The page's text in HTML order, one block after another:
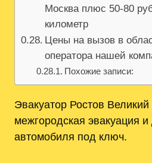
Москва плюс 50-80
километр
Цены на вызов в
оператора нашей
Похожие записи:
Эвакуатор Ростов
межгородская эвакуация и
автомобиля под ключ.